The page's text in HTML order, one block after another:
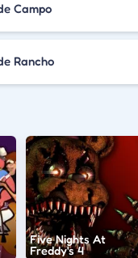
Campo
Rancho
Five Nights At
Freddy's 4